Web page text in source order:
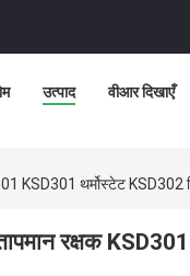
उत्पाद वीआर दिखाएँ
KSD301 थर्मोस्टेट KSD302
रक्षक